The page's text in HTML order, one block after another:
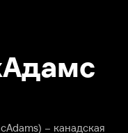
– канадская